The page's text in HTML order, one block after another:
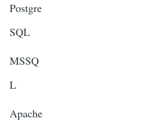
Postgre
SQL
MSSQ
L
Apache